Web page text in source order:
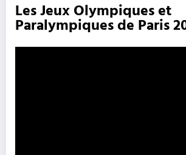
Les Jeux Olympiques et
Paralympiques de Paris